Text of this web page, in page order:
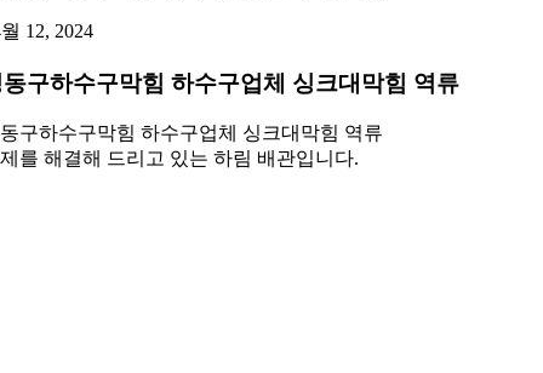
12, 2024
구하수구막힘 하수구업체 싱크대막힘 역류
구하수구막힘 하수구업체 싱크대막힘 역류
를 해결해 드리고 있는 하림 배관입니다.